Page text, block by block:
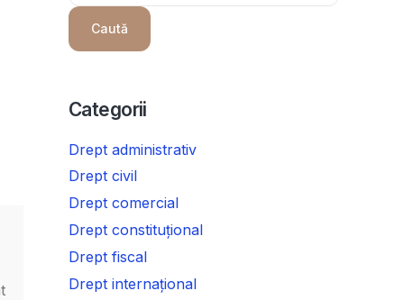
Caută
Categorii
Drept administrativ
Drept civil
Drept comercial
Drept constituțional
Drept fiscal
Drept internațional